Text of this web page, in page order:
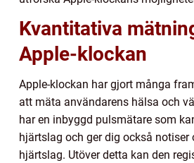
Kvantitativa
Apple-klockan
Apple-klockan har gjort många
att mäta användarens hälsa och
har en inbyggd pulsmätare som
hjärtslag och ger dig också notiser
hjärtslag. Utöver detta kan den